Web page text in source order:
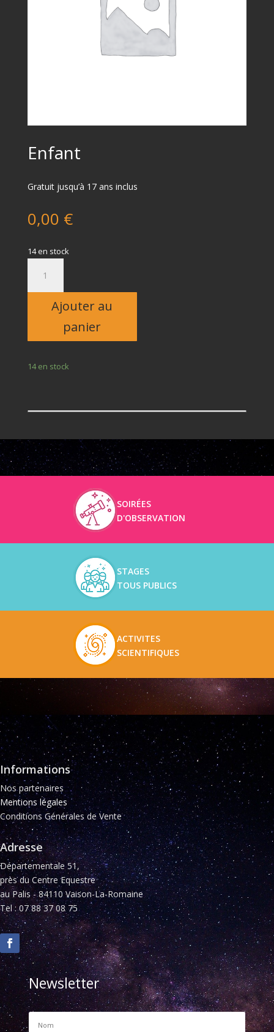
Enfant
Gratuit jusqu’à 17 ans inclus
0,00 €
14 en stock
Enfant
Ajouter au
panier
14 en stock
SOIRÉES
D'OBSERVATION
STAGES
TOUS PUBLICS
ACTIVITES
SCIENTIFIQUES
Informations
Nos partenaires
Mentions légales
Conditions Générales de Vente
Adresse
Départementale 51,
près du Centre Equestre
au Palis - 84110 Vaison-La-Romaine
Tel : 07 88 37 08 75
Newsletter